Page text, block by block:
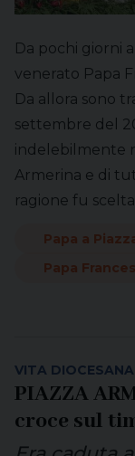
Da pochi giorni
venerato Papa
Da allora sono
settembre del
indelebilmente
Armerina e di
ragione fu
Papa a
Papa
VITA DIOCESANA
PIAZZA
croce sul